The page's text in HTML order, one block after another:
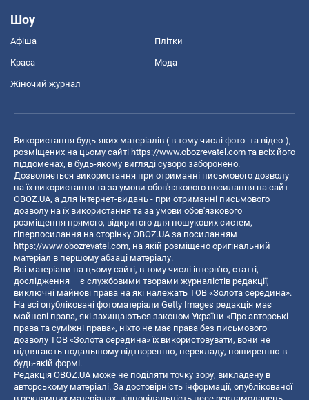
Шоу
Афіша Плітки
Краса Мода
Жіночий журнал
Використання будь-яких матеріалів ( в тому числі фото- та відео-),
розміщених на цьому сайті https://www.obozrevatel.com та всіх його
піддоменах, в будь-якому вигляді суворо заборонено.
Дозволяється використання при отриманні письмового дозволу
на їх використання та за умови обов'язкового посилання на сайт
OBOZ.UA, а для інтернет-видань - при отриманні письмового
дозволу на їх використання та за умови обов'язкового
розміщення прямого, відкритого для пошукових систем,
гіперпосилання на сторінку OBOZ.UA за посиланням
https://www.obozrevatel.com, на якій розміщено оригінальний
матеріал в першому абзаці матеріалу.
Всі матеріали на цьому сайті, в тому числі інтерв’ю, статті,
дослідження – є службовими творами журналістів редакції,
виключні майнові права на які належать ТОВ «Золота середина».
На всі опубліковані фотоматеріали Getty Images редакція має
майнові права, які захищаються законом України «Про авторські
права та суміжні права», ніхто не має права без письмового
дозволу ТОВ «Золота середина» їх використовувати, вони не
підлягають подальшому відтворенню, перекладу, поширенню в
будь-якій формі.
Редакція OBOZ.UA може не поділяти точку зору, викладену в
авторському матеріалі. За достовірність інформації, опублікованої